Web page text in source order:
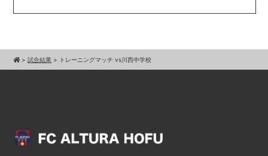
>試合結果 > トレーニングマッチ vs川西中学校